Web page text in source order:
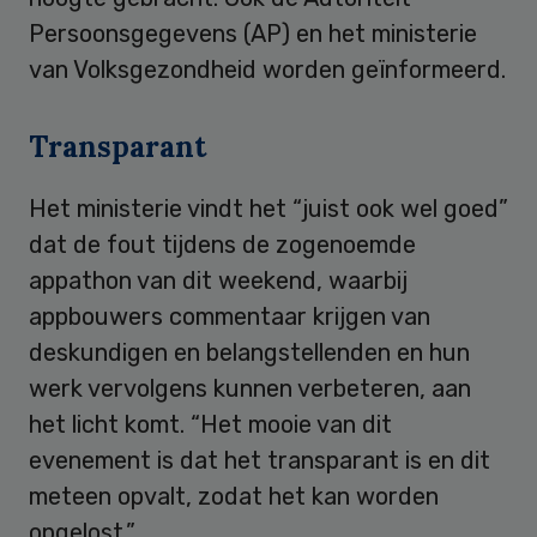
Persoonsgegevens (AP) en het ministerie
van Volksgezondheid worden geïnformeerd.
Transparant
Het ministerie vindt het “juist ook wel goed”
dat de fout tijdens de zogenoemde
appathon van dit weekend, waarbij
appbouwers commentaar krijgen van
deskundigen en belangstellenden en hun
werk vervolgens kunnen verbeteren, aan
het licht komt. “Het mooie van dit
evenement is dat het transparant is en dit
meteen opvalt, zodat het kan worden